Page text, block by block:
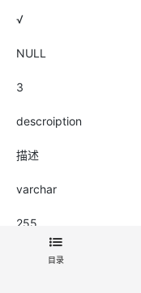
√
NULL
3
descroiption
描述
varchar
255
目录